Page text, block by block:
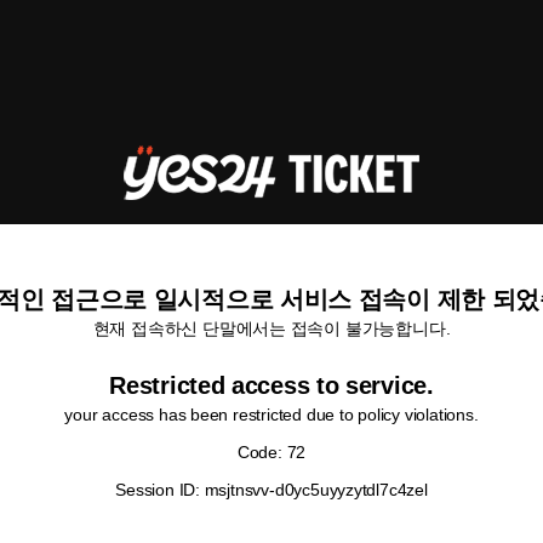
인 접근으로 일시적으로 서비스 접속이 제한 되
현재 접속하신 단말에서는 접속이 불가능합니다.
Restricted access to service.
your access has been restricted due to policy violations.
Code: 72
Session ID: msjtnsvv-d0yc5uyyzytdl7c4zel